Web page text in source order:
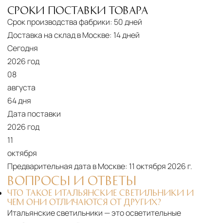
сохранностью продукции.
Глобальная сеть распределительных
центров
Помимо Москвы, мы располагаем
международных хабах:
Дубай, ОАЭ
Ближнего Востока и Азии
Средиземноморского региона
Лондон, Великобритания —
логистический хаб для европейского рынка
США— центр доставки для
СРОКИ ПОСТАВКИ ТОВАРА
Срок производства фабрики: 50 дней
Доставка на склад в Москве: 14 дней
Сегодня
2026 год
08
августа
64 дня
Дата поставки
2026 год
11
октября
Предварительная дата в Москве: 11 октября 2026 г.
ВОПРОСЫ И ОТВЕТЫ
ЧТО ТАКОЕ ИТАЛЬЯНСКИЕ СВЕТИЛЬНИКИ И
ЧЕМ ОНИ ОТЛИЧАЮТСЯ ОТ ДРУГИХ?
Итальянские светильники — это осветительные